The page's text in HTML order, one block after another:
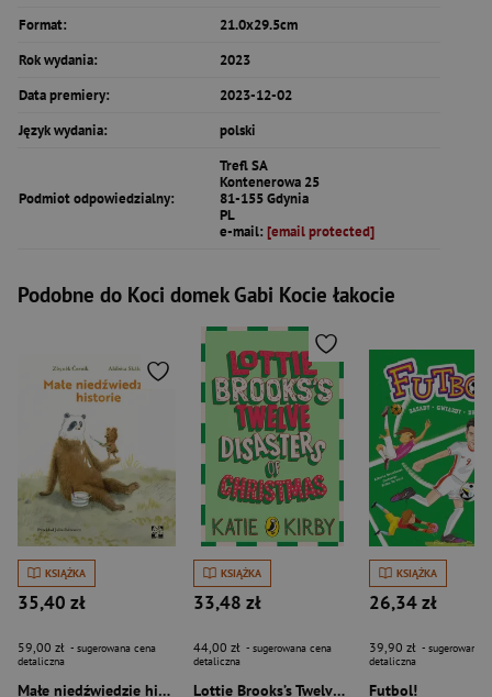
Format:
21.0x29.5cm
Rok wydania:
2023
Data premiery:
2023-12-02
Język wydania:
polski
Podmiot odpowiedzialny:
Trefl SA
Kontenerowa 25
81-155 Gdynia
PL
e-mail: [email protected]
Podobne do Koci domek Gabi Kocie łakocie
KSIĄŻKA
35,40 zł
59,00 zł - sugerowana cena
detaliczna
Małe niedźwiedzie historie
KSIĄŻKA
33,48 zł
44,00 zł - sugerowana cena
detaliczna
Lottie Brooks’s Twelve Disasters of Christmas
KSIĄŻKA
26,34 zł
39,90 zł - sugerowana
detaliczna
Futbol!